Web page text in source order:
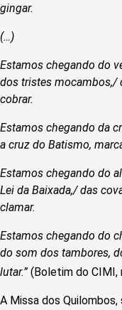
gingar.
(…)
Estamos chegando do
dos tristes mocambos,/
cobrar.
Estamos chegando da
a cruz do Batismo,
Estamos chegando do
Lei da Baixada,/ das
clamar.
Estamos chegando do
do som dos tambores,
lutar.” (Boletim do CIMI,
A Missa dos